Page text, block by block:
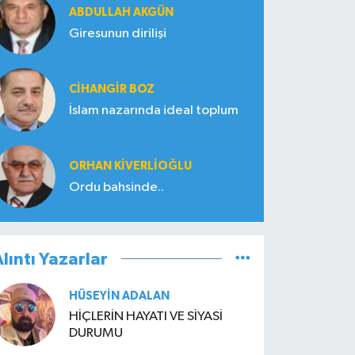
ABDULLAH AKGÜN
Giresunun dirilişi
CIHANGIR BOZ
İslam nazarında ideal toplum
ORHAN KIVERLIOĞLU
Ordu bahsinde..
Yazarlar
HÜSEYIN ADALAN
HİÇLERİN HAYATI VE SİYASİ
DURUMU